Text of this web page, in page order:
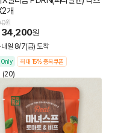
개
원
34,200원
내일 8/7(금) 도착
Only 최대 15% 중복쿠폰
(20)